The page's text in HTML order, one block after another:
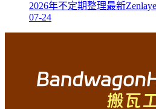
2026年不定期整理最新
07-24